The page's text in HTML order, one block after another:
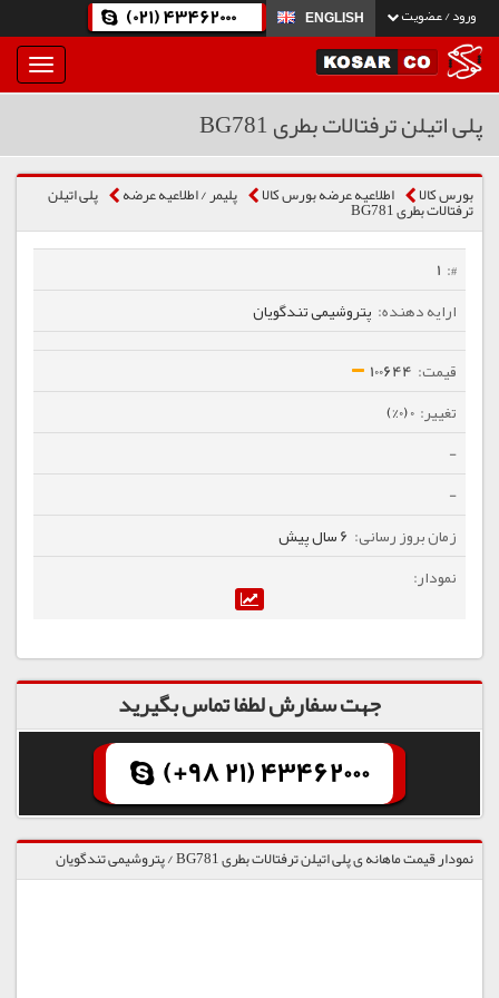
ورود / عضویت ENGLISH
(021) 43462000
بار
و
پلی اتیلن ترفتالات بطری BG781
بورس کالا اطلاعیه عرضه بورس کالا پلیمر / اطلاعیه عرضه پلی اتیلن
ترفتالات بطری BG781
1
پتروشیمی تندگویان
100644
0 (0%)
-
-
6 سال پیش
جهت سفارش لطفا تماس بگیرید
(+98 21) 43462000
نمودار قیمت ماهانه ی پلی اتیلن ترفتالات بطری BG781 / پتروشیمی تندگویان